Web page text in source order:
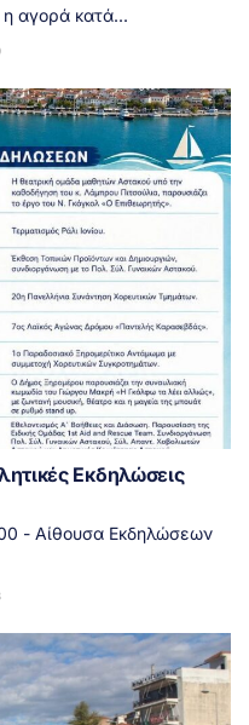
η αγορά κατά...
Εκδηλώσεις
- Αίθουσα Εκδηλώσεων